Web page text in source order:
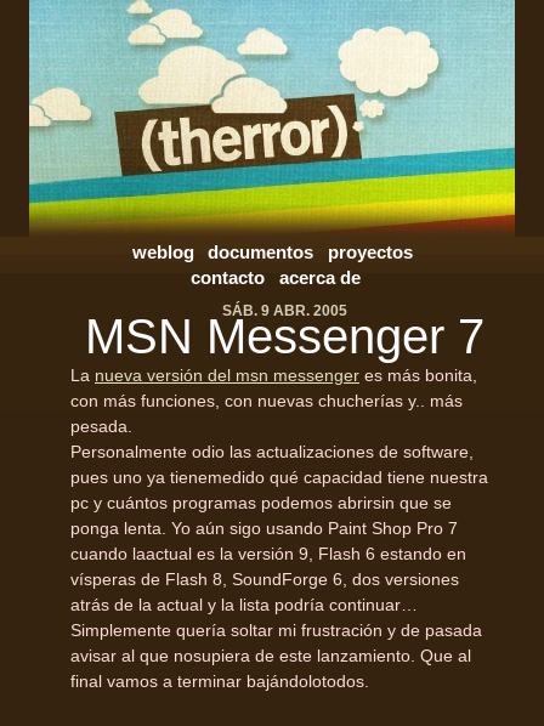
weblog documentos
proyectos
contacto
acerca de
SÁB. 9 ABR. 2005
MSN Messenger 7
La nueva versión del msn messenger es más bonita,
con más funciones, con nuevas chucherías y.. más
pesada.
Personalmente odio las actualizaciones de software,
pues uno ya tienemedido qué capacidad tiene nuestra
pc y cuántos programas podemos abrirsin que se
ponga lenta. Yo aún sigo usando Paint Shop Pro 7
cuando laactual es la versión 9, Flash 6 estando en
vísperas de Flash 8, SoundForge 6, dos versiones
atrás de la actual y la lista podría continuar…
Simplemente quería soltar mi frustración y de pasada
avisar al que nosupiera de este lanzamiento. Que al
final vamos a terminar bajándolotodos.